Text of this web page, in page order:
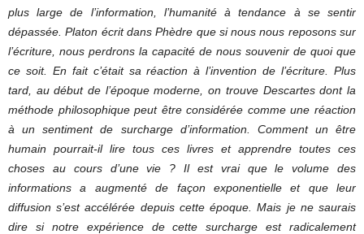
plus large de l’information, l’humanité à tendance à se sentir
dépassée. Platon écrit dans Phèdre que si nous nous reposons sur
l’écriture, nous perdrons la capacité de nous souvenir de quoi que
ce soit. En fait c’était sa réaction à l’invention de l’écriture. Plus
tard, au début de l’époque moderne, on trouve Descartes dont la
méthode philosophique peut être considérée comme une réaction
à un sentiment de surcharge d’information. Comment un être
humain pourrait-il lire tous ces livres et apprendre toutes ces
choses au cours d’une vie ? Il est vrai que le volume des
informations a augmenté de façon exponentielle et que leur
diffusion s’est accélérée depuis cette époque. Mais je ne saurais
dire si notre expérience de cette surcharge est radicalement